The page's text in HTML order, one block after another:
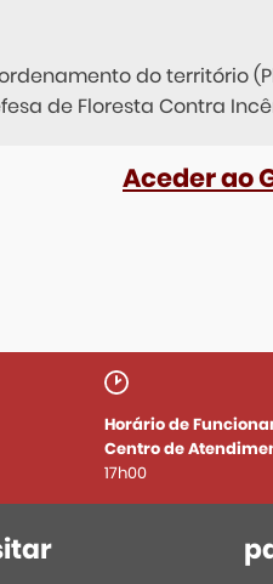
do território
de Floresta Contra
Aceder ao
Horário de
Centro de
17h00